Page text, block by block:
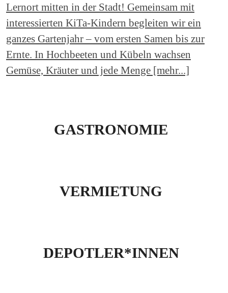
Lernort mitten in der Stadt! Gemeinsam mit
interessierten KiTa-Kindern begleiten wir ein
ganzes Gartenjahr – vom ersten Samen bis zur
Ernte. In Hochbeeten und Kübeln wachsen
Gemüse, Kräuter und jede Menge [mehr...]
GASTRONOMIE
VERMIETUNG
DEPOTLER*INNEN